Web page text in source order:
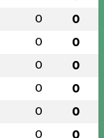
0 0
0 0
0 0
0 0
0 0
0 0